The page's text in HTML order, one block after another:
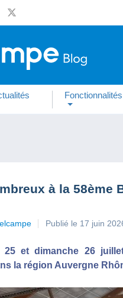
Fonctionnalités
à la 58ème
Publié le 17 juin
25 et dimanche 26
la région Auvergne